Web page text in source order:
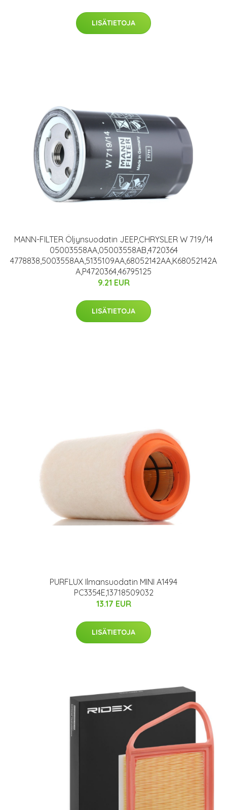
LISÄTIETOJA
MANN-FILTER Öljynsuodatin JEEP,CHRYSLER W 719/14
05003558AA,05003558AB,4720364
4778838,5003558AA,5135109AA,68052142AA,K68052142A
A,P4720364,46795125
9.21 EUR
LISÄTIETOJA
PURFLUX Ilmansuodatin MINI A1494
PC3354E,13718509032
13.17 EUR
LISÄTIETOJA